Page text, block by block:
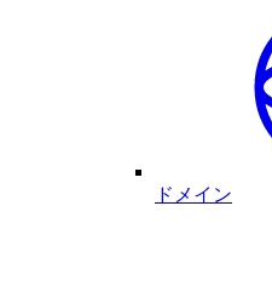
ドメイン